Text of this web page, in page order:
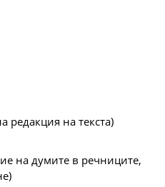
редакция на текста)
на думите в речниците,